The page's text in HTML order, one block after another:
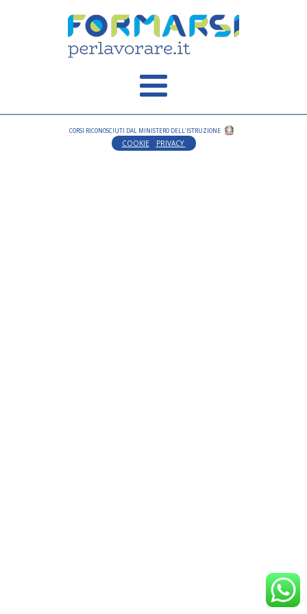
CORSI RICONOSCIUTI DAL MINISTERO DELL'ISTRUZIONE
COOKIE PRIVACY